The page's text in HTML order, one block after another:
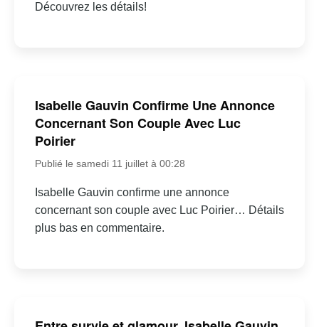
Découvrez les détails!
Isabelle Gauvin Confirme Une Annonce
Concernant Son Couple Avec Luc
Poirier
Publié le samedi 11 juillet à 00:28
Isabelle Gauvin confirme une annonce
concernant son couple avec Luc Poirier… Détails
plus bas en commentaire.